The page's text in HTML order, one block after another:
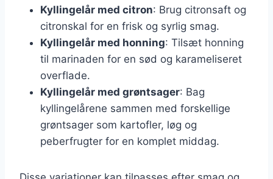
Kyllingelår med citron: Brug citronsaft og
citronskal for en frisk og syrlig smag.
Kyllingelår med honning: Tilsæt honning
til marinaden for en sød og karameliseret
overflade.
Kyllingelår med grøntsager: Bag
kyllingelårene sammen med forskellige
grøntsager som kartofler, løg og
peberfrugter for en komplet middag.